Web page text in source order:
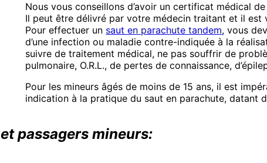
Nous vous conseillons d’avoir un certificat médical
Il peut être délivré par votre médecin traitant et il est
Pour effectuer un saut en parachute tandem, vous
d’une infection ou maladie contre-indiquée à la
suivre de traitement médical, ne pas souffrir de
pulmonaire, O.R.L., de pertes de connaissance,
Pour les mineurs âgés de moins de 15 ans, il est
indication à la pratique du saut en parachute, datant
et passagers mineurs: